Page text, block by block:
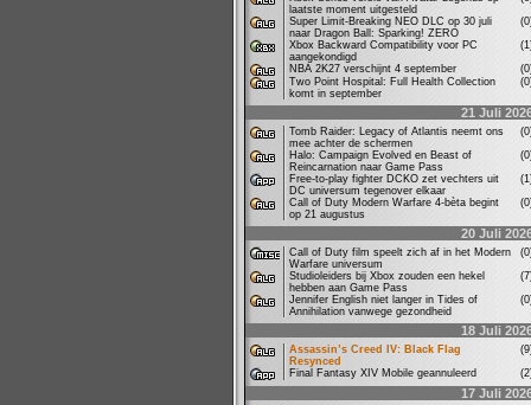
laatste moment uitgesteld
Super Limit-Breaking NEO DLC op 30 juli
naar Dragon Ball: Sparking! ZERO
Xbox Backward Compatibility voor PC
aangekondigd
NBA 2K27 verschijnt 4 september
Two Point Hospital: Full Health Collection
komt in september
21 Juli
Tomb Raider: Legacy of Atlantis neemt ons
mee achter de schermen
Halo: Campaign Evolved en Beast of
Reincarnation naar Game Pass
Free-to-play fighter DCKO zet vechters uit
DC universum tegenover elkaar
Call of Duty Modern Warfare 4-bèta begint
op 21 augustus
20 Juli
Call of Duty film speelt zich af in het Modern
Warfare universum
Studioleiders bij Xbox zouden een hekel
hebben aan Game Pass
Jennifer English niet langer in Tides of
Annihilation vanwege gezondheid
18 Juli
Assassin’s Creed IV: Black Flag
Resynced
Final Fantasy XIV Mobile geannuleerd
17 Juli